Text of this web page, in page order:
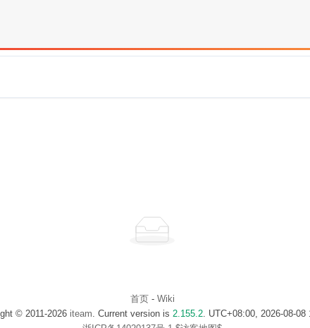
首页- Wiki
© 2011-2026 iteam . Current version is 2.155.2. UTC+08:00, 2026-08-08